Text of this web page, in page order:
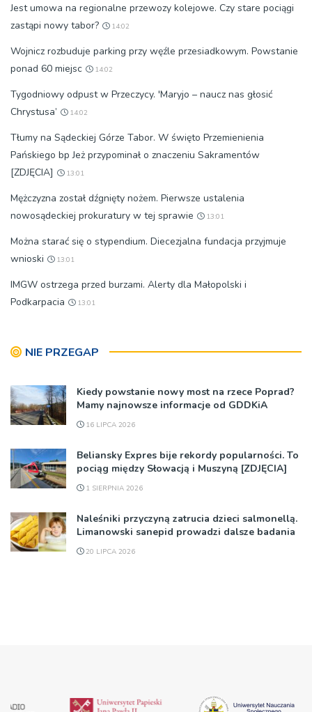
Jest umowa na regionalne przewozy kolejowe. Czy stare pociągi
zastąpi nowy tabor?
14:02
Wojnicz rozbuduje parking przy węźle przesiadkowym. Powstanie
ponad 60 miejsc
14:02
Tygodniowy odpust w Przeczycy. 'Maryjo – naucz nas głosić
Chrystusa’
14:02
Tłumy na Sądeckiej Górze Tabor. W święto Przemienienia
Pańskiego bp Jeż przypominał o znaczeniu Sakramentów
[ZDJĘCIA]
13:01
Mężczyzna został dźgnięty nożem. Pierwsze ustalenia
nowosądeckiej prokuratury w tej sprawie
13:01
Można starać się o stypendium. Diecezjalna fundacja przyjmuje
wnioski
13:01
IMGW ostrzega przed burzami. Alerty dla Małopolski i
Podkarpacia
13:01
NIE PRZEGAP
Kiedy powstanie nowy most na rzece Poprad?
Mamy najnowsze informacje od GDDKiA
16 LIPCA 2026
Beliansky Expres bije rekordy popularności. To
pociąg między Słowacją i Muszyną [ZDJĘCIA]
1 SIERPNIA 2026
Naleśniki przyczyną zatrucia dzieci salmonellą.
Limanowski sanepid prowadzi dalsze badania
20 LIPCA 2026